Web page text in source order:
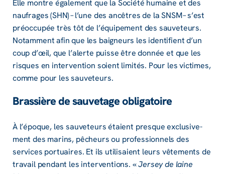
Elle montre égale­ment que la Société humaine et des
naufrages (SHN) – l’une des ancêtres de la SNSM – s’est
préoc­cu­pée très tôt de l’équi­pe­ment des sauve­teurs.
Notam­ment afin que les baigneurs les iden­ti­fient d’un
coup d’œil, que l’alerte puisse être donnée et que les
risques en inter­ven­tion soient limi­tés. Pour les victimes,
comme pour les sauve­teurs.
Bras­sière de sauve­tage obli­ga­toire
À l’époque, les sauve­teurs étaient presque exclu­si­ve­
ment des marins, pêcheurs ou profes­sion­nels des
services portuaires. Et ils utili­saient leurs vête­ments de
travail pendant les inter­ven­tions. «Jersey de laine